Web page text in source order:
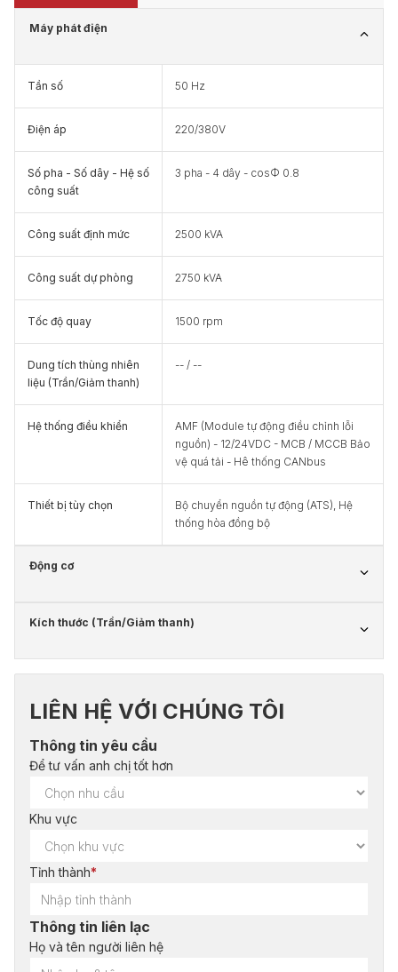
Máy phát điện
Tần số 50 Hz
Điện áp 220/380V
Số pha - Số dây - Hệ số
công suất
3 pha - 4 dây - cosФ 0.8
Công suất định mức 2500 kVA
Công suất dự phòng 2750 kVA
Tốc độ quay 1500 rpm
Dung tích thùng nhiên
liệu (Trần/Giảm thanh)
-- / --
Hệ thống điều khiển
AMF (Module tự động điều chỉnh lỗi
nguồn) - 12/24VDC - MCB / MCCB Bảo
vệ quá tải - Hê thống CANbus
Thiết bị tùy chọn
Bộ chuyển nguồn tự động (ATS), Hệ
thống hòa đồng bộ
Động cơ
Kích thước (Trần/Giảm thanh)
LIÊN HỆ VỚI CHÚNG TÔI
Thông tin yêu cầu
Để tư vấn anh chị tốt hơn
Khu vực
Tỉnh thành*
Thông tin liên lạc
Họ và tên người liên hệ